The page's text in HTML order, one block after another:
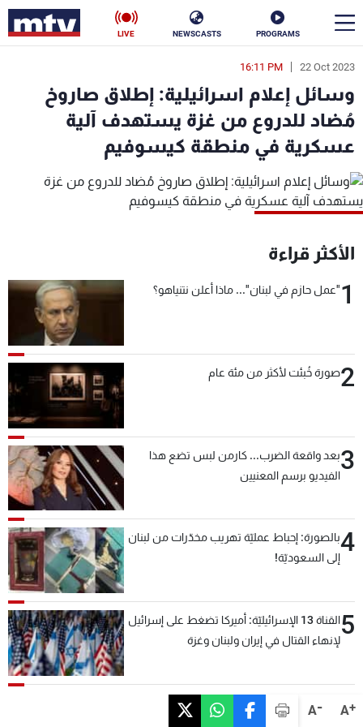
PROGRAMS
NEWSCASTS
LIVE
A+
A-
22 Oct 2023
16:11 PM
وسائل إعلام اسرائيلية: إطلاق صاروخ
مُضاد للدروع من غزة يستهدف آلية
عسكرية في منطقة كيسوفيم
الأكثر قراءة
1"عمل حازم في لبنان"... ماذا أعلن نتنياهو؟
2صورة خُبئت لأكثر من مئة عام
3بعد واقعة الضرب... كارمن لبس تضع هذا
الفيديو برسم المعنيين
4بالصورة: إحباط عمليّة تهريب مخدّرات من لبنان
إلى السعوديّة!
5
القناة 13 الإسرائيليّة: أميركا تضغط على إسرائيل
لإنهاء القتال في إيران ولبنان وغزة
en
الأخبار
سياسة ناس
إقتصاد فن
كأس العالم
جدول البرامج
شاهد البرامج
عن MTV
الإنـتـاج
وظائف
سياسة الخصوصية